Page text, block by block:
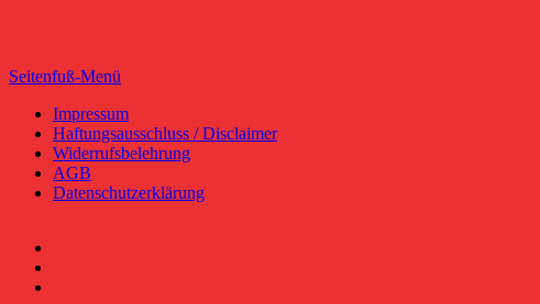
Seitenfuß-Menü
Seitenfuß-
Menü
Impressum
Haftungsausschluss / Disclaimer
Widerrufsbelehrung
AGB
Datenschutzerklärung